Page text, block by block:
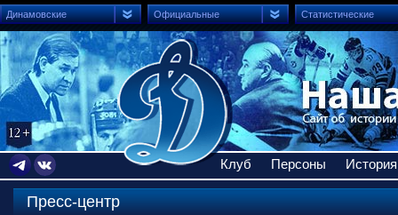
Динамовские Официальные Статистические
Клуб Персоны История
Пресс-центр